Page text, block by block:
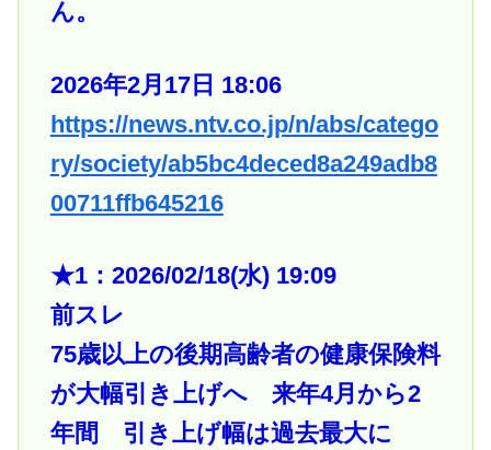
ん。
2026年2月17日 18:06
https://news.ntv.co.jp/n/abs/catego
ry/society/ab5bc4deced8a249adb8
00711ffb645216
★1：2026/02/18(水) 19:09
前スレ
75歳以上の後期高齢者の健康保険料
が大幅引き上げへ 来年4月から2
年間 引き上げ幅は過去最大に